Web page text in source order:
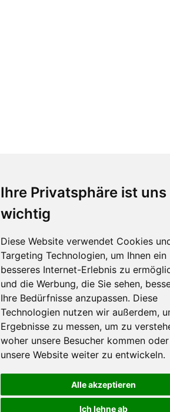
Ihre Privatsphäre ist uns
wichtig
Diese Website verwendet Cookies
Targeting Technologien, um Ihnen ein
besseres Internet-Erlebnis zu
und die Werbung, die Sie sehen,
Ihre Bedürfnisse anzupassen. Diese
Technologien nutzen wir außerdem,
Ergebnisse zu messen, um zu
woher unsere Besucher kommen
unsere Website weiter zu entwickeln.
Alle akzeptieren
Ich lehne ab